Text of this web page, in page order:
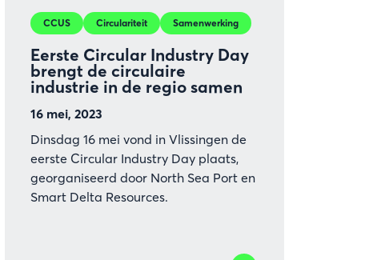
Eerste Circular Industry Day
brengt de circulaire
industrie in de regio samen
16 mei, 2023
CCUS Circulariteit Samenwerking
Dinsdag 16 mei vond in Vlissingen de
eerste Circular Industry Day plaats,
georganiseerd door North Sea Port en
Smart Delta Resources.